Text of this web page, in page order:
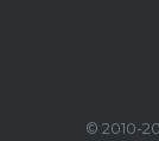
© 2010-